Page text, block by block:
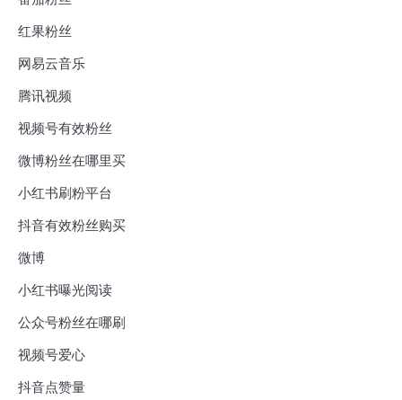
红果粉丝
网易云音乐
腾讯视频
视频号有效粉丝
微博粉丝在哪里买
小红书刷粉平台
抖音有效粉丝购买
微博
小红书曝光阅读
公众号粉丝在哪刷
视频号爱心
抖音点赞量